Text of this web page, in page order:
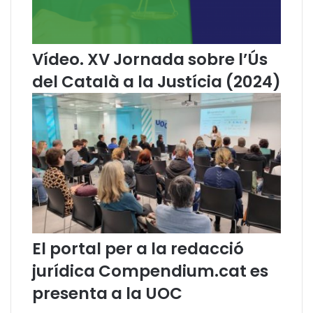
Vídeo. XV Jornada sobre l’Ús
del Català a la Justícia (2024)
El portal per a la redacció
jurídica Compendium.cat es
presenta a la UOC